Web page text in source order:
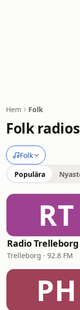
Hem Folk
Folk
Folk
Populära
RT
Radio Trelleborg
Trelleborg · 92.8 FM
PH